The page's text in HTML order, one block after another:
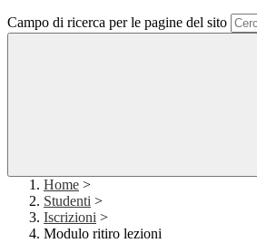
Campo di ricerca per le pagine del sito
Home >
Studenti >
Iscrizioni >
Modulo ritiro lezioni